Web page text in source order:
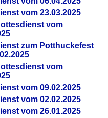
vom 23.03.2025
vom
zum Potthuckefest
vom
vom 09.02.2025
vom 02.02.2025
vom 26.01.2025